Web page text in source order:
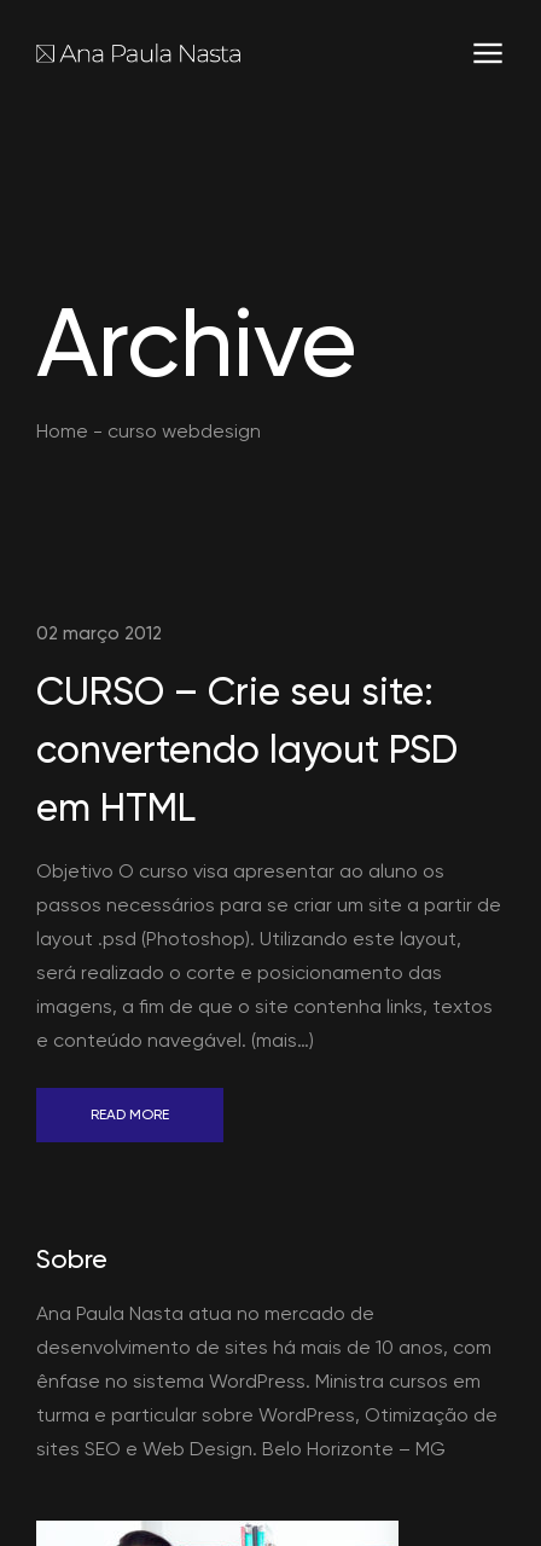
Archive
Home - curso webdesign
02 março 2012
CURSO – Crie seu site:
convertendo layout PSD
em HTML
Objetivo O curso visa apresentar ao aluno os
passos necessários para se criar um site a partir de
layout .psd (Photoshop). Utilizando este layout,
será realizado o corte e posicionamento das
imagens, a fim de que o site contenha links, textos
e conteúdo navegável. (mais…)
READ MORE
Sobre
Ana Paula Nasta atua no mercado de
desenvolvimento de sites há mais de 10 anos, com
ênfase no sistema WordPress. Ministra cursos em
turma e particular sobre WordPress, Otimização de
sites SEO e Web Design. Belo Horizonte – MG